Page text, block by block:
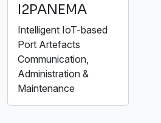
I2PANEMA
Intelligent IoT-based
Port Artefacts
Communication,
Administration &
Maintenance